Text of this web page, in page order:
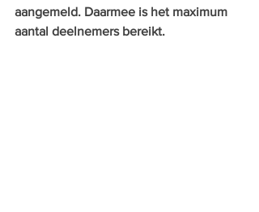
aangemeld. Daarmee is het maximum
aantal deelnemers bereikt.